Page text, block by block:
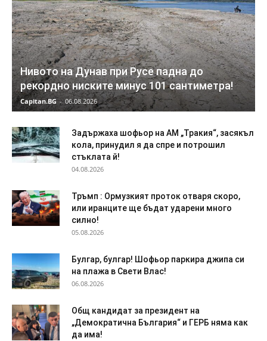
Нивото на Дунав при Русе падна до
рекордно ниските минус 101 сантиметра!
Capitan.BG - 06.08.2026
Задържаха шофьор на АМ „Тракия“, засякъл
кола, принудил я да спре и потрошил
стъклата й!
04.08.2026
Тръмп : Ормузкият проток отваря скоро,
или иранците ще бъдат ударени много
силно!
05.08.2026
Булгар, булгар! Шофьор паркира джипа си
на плажа в Свети Влас!
06.08.2026
Общ кандидат за президент на
„Демократична България“ и ГЕРБ няма как
да има!